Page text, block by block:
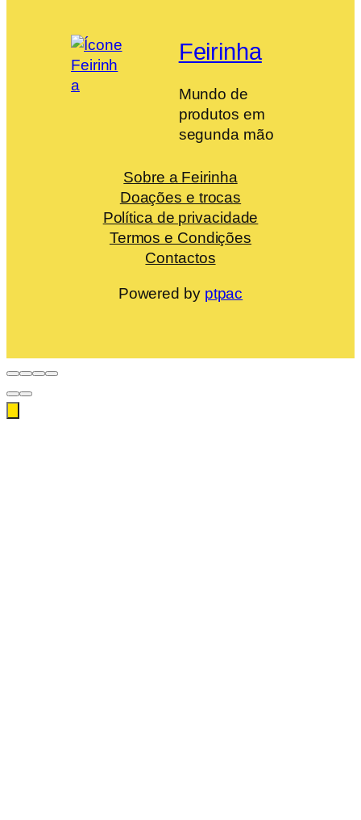
Feirinha
Mundo de
produtos em
segunda mão
Sobre a Feirinha
Doações e trocas
Política de privacidade
Termos e Condições
Contactos
Powered by ptpac